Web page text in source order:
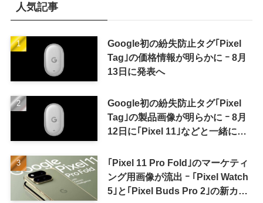
人気記事
Google初の紛失防止タグ｢Pixel
Tag｣の価格情報が明らかに ｰ 8月
13日に発表へ
Google初の紛失防止タグ｢Pixel
Tag｣の製品画像が明らかに ｰ 8月
12日に｢Pixel 11｣などと一緒に発
｢Pixel 11 Pro Fold｣のマーケティ
ング用画像が流出 ｰ ｢Pixel Watch
5｣と｢Pixel Buds Pro 2｣の新カラ